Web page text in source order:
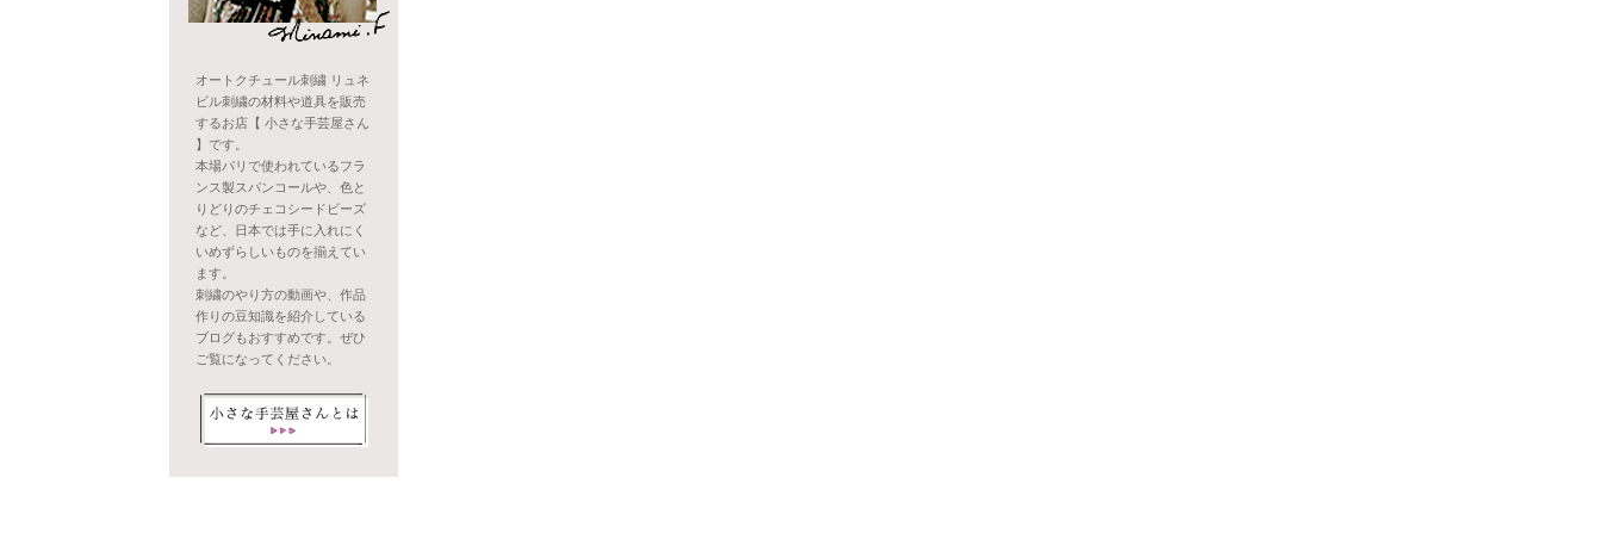
オートクチュール刺繍 リュネ
ビル刺繍の材料や道具を販売
するお店【 小さな手芸屋さん
】です。
本場パリで使われているフラ
ンス製スパンコールや、色と
りどりのチェコシードビーズ
など、日本では手に入れにく
いめずらしいものを揃えてい
ます。
刺繍のやり方の動画や、作品
作りの豆知識を紹介している
ブログもおすすめです。ぜひ
ご覧になってください。